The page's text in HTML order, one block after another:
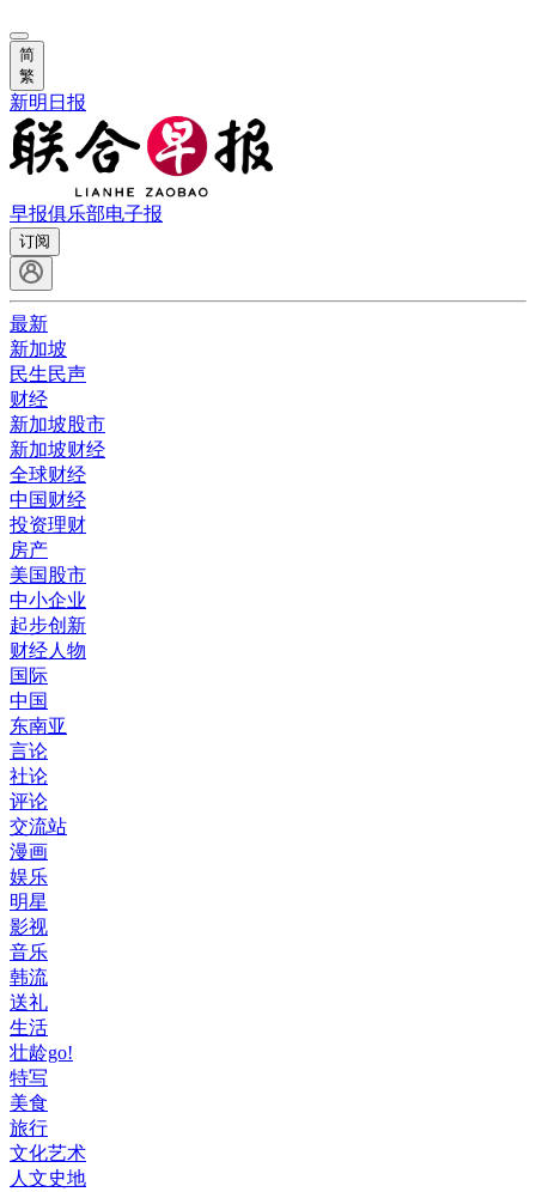
简
繁
新明日报
早报俱乐部电子报
订阅
最新
新加坡
民生民声
财经
新加坡股市
新加坡财经
全球财经
中国财经
投资理财
房产
美国股市
中小企业
起步创新
财经人物
国际
中国
东南亚
言论
社论
评论
交流站
漫画
娱乐
明星
影视
音乐
韩流
送礼
生活
壮龄go!
特写
美食
旅行
文化艺术
人文史地